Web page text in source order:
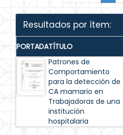
Resultados por ítem:
PORTADATÍTULO
Patrones de
Comportamiento
para la detección de
CA mamario en
Trabajadoras de una
institución
hospitalaria